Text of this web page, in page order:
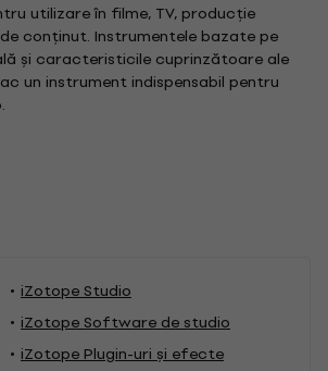
utilizare în filme, TV, producție
conținut. Instrumentele bazate pe
și caracteristicile cuprinzătoare ale
un instrument indispensabil pentru
iZotope Studio
iZotope Software de studio
iZotope Plugin-uri şi efecte